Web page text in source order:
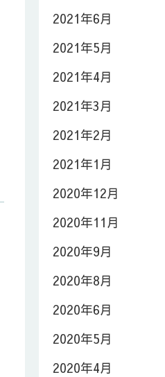
2021年6月
2021年5月
2021年4月
2021年3月
2021年2月
2021年1月
2020年12月
2020年11月
2020年9月
2020年8月
2020年6月
2020年5月
2020年4月